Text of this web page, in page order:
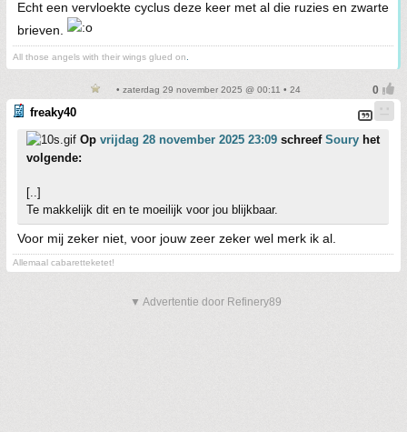
Echt een vervloekte cyclus deze keer met al die ruzies en zwarte
brieven.
All those angels with their wings glued on
• zaterdag 29 november 2025 @ 00:11 • 24
freaky40
Op vrijdag 28 november 2025 23:09 schreef Soury het
volgende:
[..]
Te makkelijk dit en te moeilijk voor jou blijkbaar.
Voor mij zeker niet, voor jouw zeer zeker wel merk ik al.
Allemaal cabaretteketet!
▼ Advertentie door Refinery89